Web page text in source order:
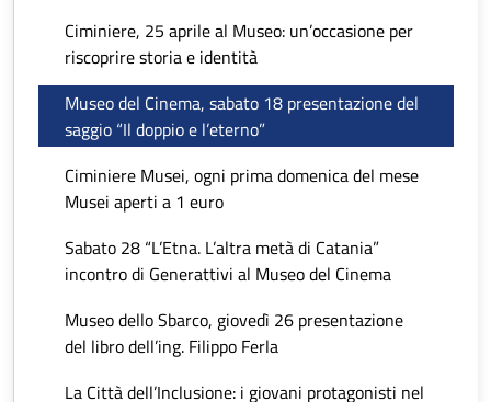
Ciminiere, 25 aprile al Museo: un’occasione per
riscoprire storia e identità
Museo del Cinema, sabato 18 presentazione del
saggio “Il doppio e l’eterno”
Ciminiere Musei, ogni prima domenica del mese
Musei aperti a 1 euro
Sabato 28 “L’Etna. L’altra metà di Catania”
incontro di Generattivi al Museo del Cinema
Museo dello Sbarco, giovedì 26 presentazione
del libro dell’ing. Filippo Ferla
La Città dell’Inclusione: i giovani protagonisti nel